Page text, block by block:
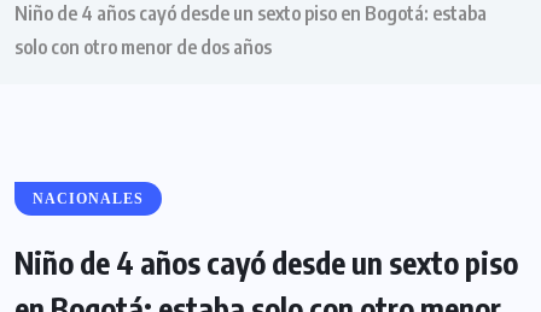
Niño de 4 años cayó desde un sexto piso en Bogotá: estaba
solo con otro menor de dos años
NACIONALES
Niño de 4 años cayó desde un sexto piso